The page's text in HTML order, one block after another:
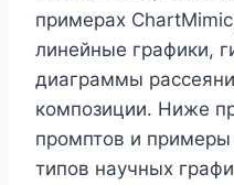
примерах
линейные графики,
диаграммы
композиции. Ниже
промптов и
типов научных